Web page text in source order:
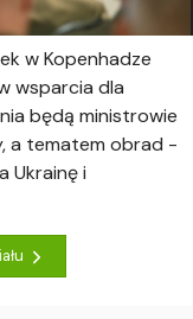
w Kopenhadze
wsparcia dla
będą ministrowie
a tematem obrad -
Ukrainę i